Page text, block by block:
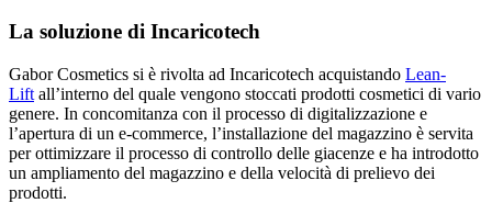
La soluzione di Incaricotech
Gabor Cosmetics si è rivolta ad Incaricotech acquistando Lean-
Lift all’interno del quale vengono stoccati prodotti cosmetici di vario
genere. In concomitanza con il processo di digitalizzazione e
l’apertura di un e-commerce, l’installazione del magazzino è servita
per ottimizzare il processo di controllo delle giacenze e ha introdotto
un ampliamento del magazzino e della velocità di prelievo dei
prodotti.